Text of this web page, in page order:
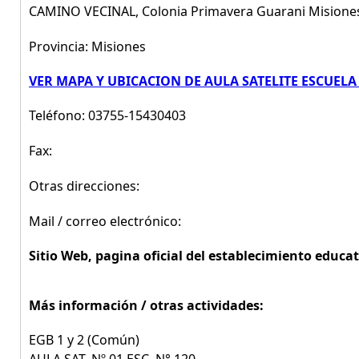
CAMINO VECINAL, Colonia Primavera Guarani
Provincia: Misiones
VER MAPA Y UBICACION DE AULA SATELITE
Teléfono: 03755-15430403
Fax:
Otras direcciones:
Mail / correo electrónico:
Sitio Web, pagina oficial del establecimiento
Más información / otras actividades:
EGB 1 y 2 (Común)